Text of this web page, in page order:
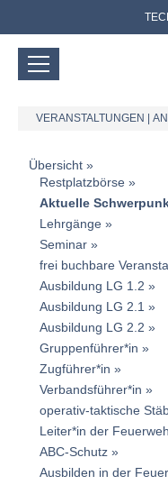
VERANSTALTUNGEN
Übersicht
Restplatzbörse
Aktuelle
Lehrgänge
Seminar
frei buchbare
Ausbildung LG 1.2
Ausbildung LG 2.1
Ausbildung LG 2.2
Gruppenführer*in
Zugführer*in
Verbandsführer*in
operativ-taktische
Leiter*in der
ABC-Schutz
Ausbilden in der